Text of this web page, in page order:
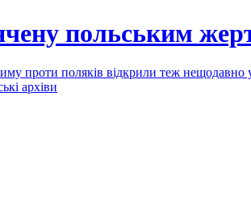
польським
проти поляків відкрили теж
архіви